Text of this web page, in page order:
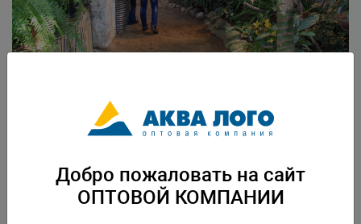
Добро пожаловать на сайт
ОПТОВОЙ КОМПАНИИ